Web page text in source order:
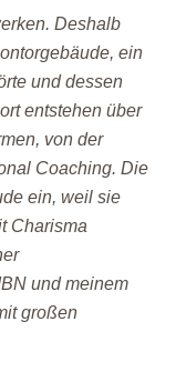
Deshalb
ein
und dessen
entstehen über
von der
Coaching. Die
ein, weil sie
Charisma
und meinem
großen